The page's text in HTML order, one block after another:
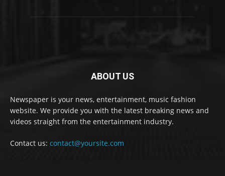
ABOUT US
Newspaper is your news, entertainment, music fashion
website. We provide you with the latest breaking news and
videos straight from the entertainment industry.
Contact us: contact@yoursite.com